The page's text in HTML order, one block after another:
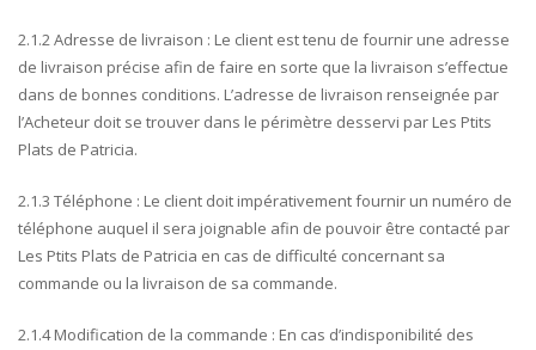
2.1.2 Adresse de livraison : Le client est tenu de fournir une adresse
de livraison précise afin de faire en sorte que la livraison s’effectue
dans de bonnes conditions. L’adresse de livraison renseignée par
l’Acheteur doit se trouver dans le périmètre desservi par Les Ptits
Plats de Patricia.
2.1.3 Téléphone : Le client doit impérativement fournir un numéro de
téléphone auquel il sera joignable afin de pouvoir être contacté par
Les Ptits Plats de Patricia en cas de difficulté concernant sa
commande ou la livraison de sa commande.
2.1.4 Modification de la commande : En cas d’indisponibilité des